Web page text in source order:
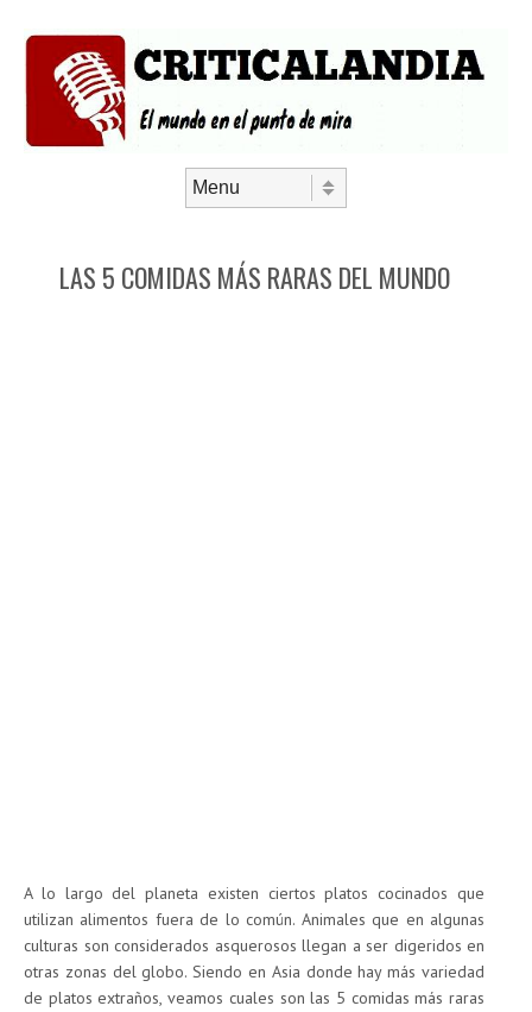
LAS 5 COMIDAS MÁS RARAS DEL MUNDO
A lo largo del planeta existen ciertos platos cocinados que
utilizan alimentos fuera de lo común. Animales que en algunas
culturas son considerados asquerosos llegan a ser digeridos en
otras zonas del globo. Siendo en Asia donde hay más variedad
de platos extraños, veamos cuales son las 5 comidas más raras